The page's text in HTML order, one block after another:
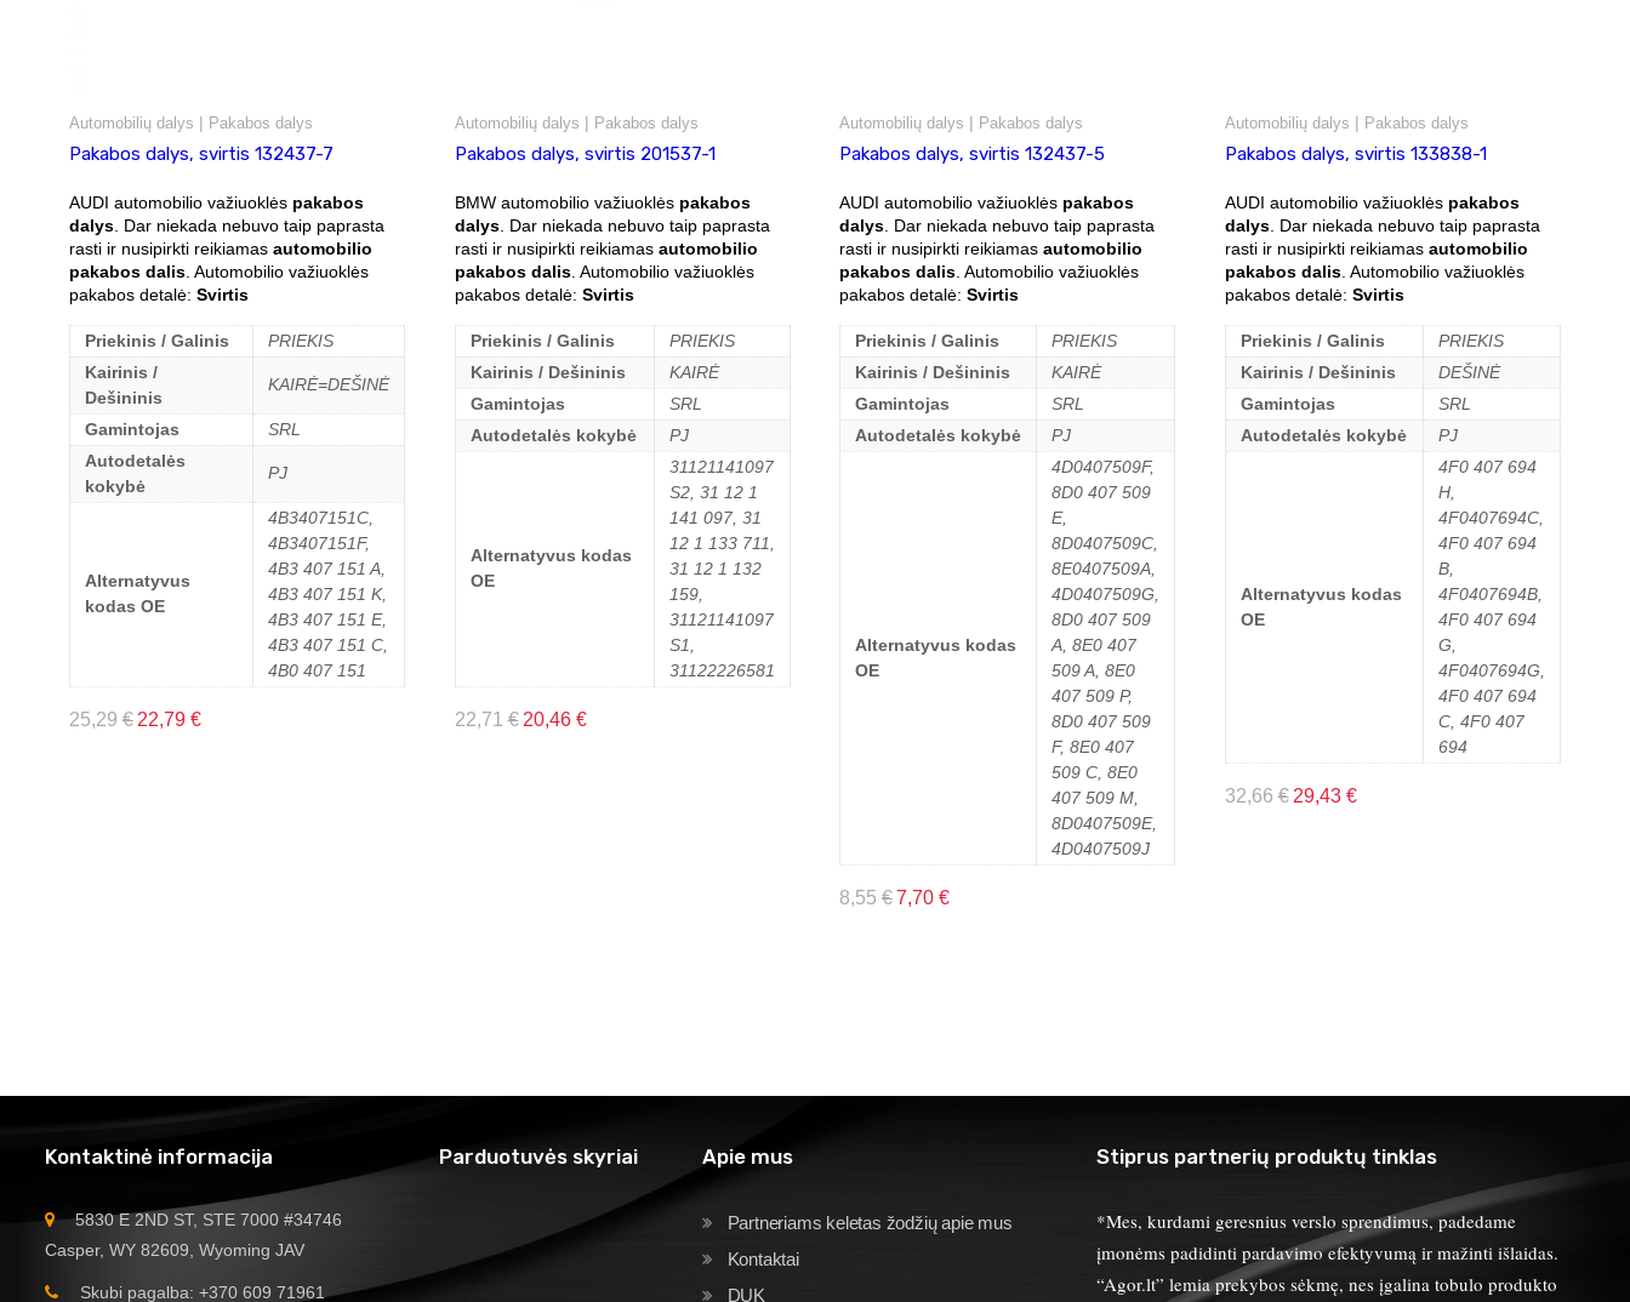
Automobilių dalys | Pakabos dalys
Pakabos dalys, svirtis 132437-7
AUDI automobilio važiuoklės pakabos
dalys . Dar niekada nebuvo taip paprasta
rasti ir nusipirkti reikiamas automobilio
pakabos dalis . Automobilio važiuoklės
pakabos detalė: Svirtis
Priekinis / Galinis
PRIEKIS
Kairinis /
Dešininis
KAIRĖ=DEŠINĖ
Gamintojas
SRL
Autodetalės
kokybė
PJ
Alternatyvus
kodas OE
4B3407151C,
4B3407151F,
4B3 407 151 A,
4B3 407 151 K,
4B3 407 151 E,
4B3 407 151 C,
4B0 407 151
25,29 € 22,79 €
Automobilių dalys | Pakabos dalys
Pakabos dalys, svirtis 201537-1
BMW automobilio važiuoklės pakabos
dalys. Dar niekada nebuvo taip paprasta
rasti ir nusipirkti reikiamas automobilio
pakabos dalis. Automobilio važiuoklės
pakabos detalė: Svirtis
Priekinis / Galinis
PRIEKIS
Kairinis / Dešininis
KAIRĖ
Gamintojas
SRL
Autodetalės kokybė
PJ
Alternatyvus kodas
OE
31121141097
S2, 31 12 1
141 097, 31
12 1 133 711,
31 12 1 132
159,
31121141097
S1,
31122226581
22,71€ 20,46 €
Automobilių dalys | Pakabos dalys
Pakabos dalys, svirtis 132437-5
AUDI automobilio važiuoklės pakabos
dalys . Dar niekada nebuvo taip paprasta
rasti ir nusipirkti reikiamas automobilio
pakabos dalis . Automobilio važiuoklės
pakabos detalė: Svirtis
Priekinis / Galinis
PRIEKIS
Kairinis / Dešininis
KAIRĖ
Gamintojas
SRL
Autodetalės kokybė
PJ
Alternatyvus kodas
OE
4D0407509F,
8D0 407 509
E,
8D0407509C,
8E0407509A,
4D0407509G,
8D0 407 509
A, 8E0 407
509 A, 8E0
407 509 P,
8D0 407 509
F, 8E0 407
509 C, 8E0
407 509 M,
8D0407509E,
4D0407509J
8,55 €7,70 €
Automobilių dalys | Pakabos dalys
Pakabos dalys, svirtis 133838-1
AUDI automobilio važiuoklės pakabos
dalys. Dar niekada nebuvo taip paprasta
rasti ir nusipirkti reikiamas automobilio
pakabos dalis. Automobilio važiuoklės
pakabos detalė: Svirtis
Priekinis / Galinis
PRIEKIS
Kairinis / Dešininis
DEŠINĖ
Gamintojas
SRL
Autodetalės kokybė
PJ
Alternatyvus kodas
OE
4F0 407 694
H,
4F0407694C,
4F0 407 694
B,
4F0407694B,
4F0 407 694
G,
4F0407694G,
4F0 407 694
C, 4F0 407
694
32,66€ 29,43 €
Kontaktinė informacija
5830 E 2ND ST, STE 7000 #34746
Casper, WY 82609, Wyoming JAV
Skubi pagalba: +370 609 71961
Parduotuvės skyriai Apie mus
Partneriams keletas žodžių apie mus
Kontaktai
DUK
Stiprus partnerių produktų tinklas
*Mes, kurdami geresnius verslo sprendimus, padedame
įmonėms padidinti pardavimo efektyvumą ir mažinti išlaidas.
“Agor.lt” lemia prekybos sėkmę, nes įgalina tobulo produkto